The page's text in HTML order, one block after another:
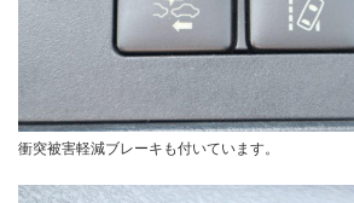
衝突被害軽減ブレーキも付いています。